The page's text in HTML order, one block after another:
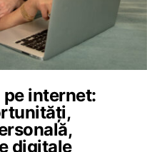
pe internet:
digitale